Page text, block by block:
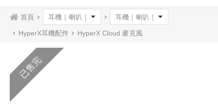
首頁
HyperX耳機配件 HyperX Cloud 麥克風
已售完